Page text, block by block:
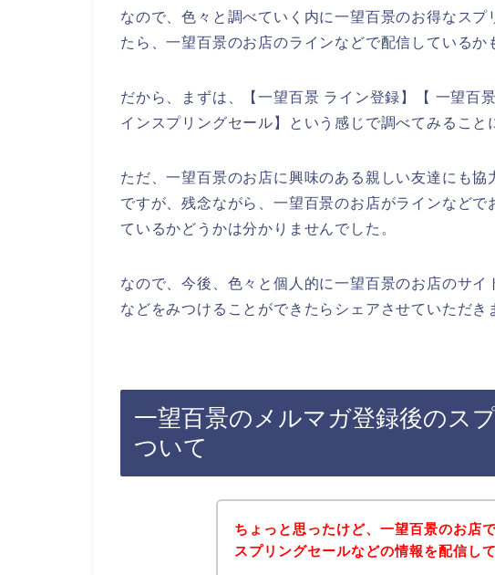
なので、色々と調べていく内に一望百景のお得なス
たら、一望百景のお店のラインなどで配信しているか
だから、まずは、【一望百景 ライン登録】【 一望百
インスプリングセール】という感じで調べてみること
ただ、一望百景のお店に興味のある親しい友達にも
ですが、残念ながら、一望百景のお店がラインなど
ているかどうかは分かりませんでした。
なので、今後、色々と個人的に一望百景のお店のサ
などをみつけることができたらシェアさせていただき
一望百景のメルマガ登録後のス
ついて
ちょっと思ったけど、一望百景のお店
スプリングセールなどの情報を配信し